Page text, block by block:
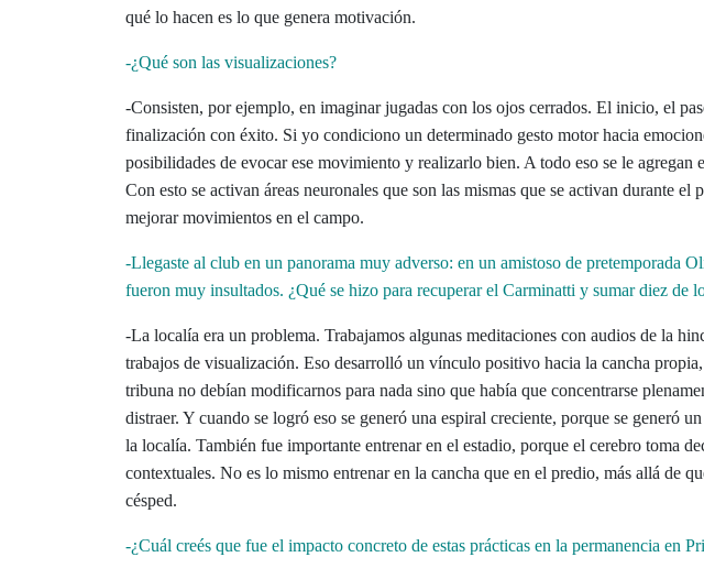
qué lo hacen es lo que genera motivación.
-¿Qué son las visualizaciones?
-Consisten, por ejemplo, en imaginar jugadas con los ojos cerrados. El inicio, el
finalización con éxito. Si yo condiciono un determinado gesto motor hacia
posibilidades de evocar ese movimiento y realizarlo bien. A todo eso se le
Con esto se activan áreas neuronales que son las mismas que se activan durante
mejorar movimientos en el campo.
-Llegaste al club en un panorama muy adverso: en un amistoso de pretemporada
fueron muy insultados. ¿Qué se hizo para recuperar el Carminatti y sumar diez de
-La localía era un problema. Trabajamos algunas meditaciones con audios de la
trabajos de visualización. Eso desarrolló un vínculo positivo hacia la cancha
tribuna no debían modificarnos para nada sino que había que concentrarse
distraer. Y cuando se logró eso se generó una espiral creciente, porque se generó
la localía. También fue importante entrenar en el estadio, porque el cerebro toma
contextuales. No es lo mismo entrenar en la cancha que en el predio, más allá de
césped.
-¿Cuál creés que fue el impacto concreto de estas prácticas en la permanencia en